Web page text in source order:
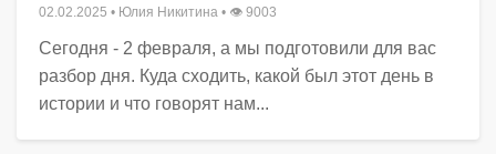
02.02.2025 • Юлия Никитина • 👁 9003
Сегодня - 2 февраля, а мы подготовили для вас
разбор дня. Куда сходить, какой был этот день в
истории и что говорят нам...